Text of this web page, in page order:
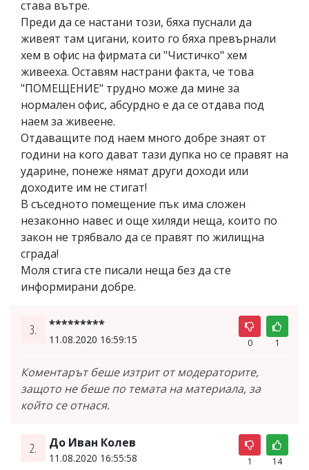
става вътре.
Преди да се настани този, бяха пуснали да
живеят там цигани, които го бяха превърнали
хем в офис на фирмата си "Чистичко" хем
живееха. Оставям настрани факта, че това
"ПОМЕЩЕНИЕ" трудно може да мине за
нормален офис, абсурдно е да се отдава под
наем за живеене.
Отдаващите под наем много добре знаят от
години на кого дават тази дупка но се правят на
ударине, понеже нямат други доходи или
доходите им не стигат!
В съседното помещение пък има сложен
незаконно навес и още хиляди неща, които по
закон не трябвало да се правят по жилищна
сграда!
Моля стига сте писали неща без да сте
информирани добре.
3. *********
11.08.2020 16:59:15 0 1
Коментарът беше изтрит от модераторите,
защото не беше по темата на материала, за
който се отнася.
2. До Иван Колев
11.08.2020 16:55:58 1 14